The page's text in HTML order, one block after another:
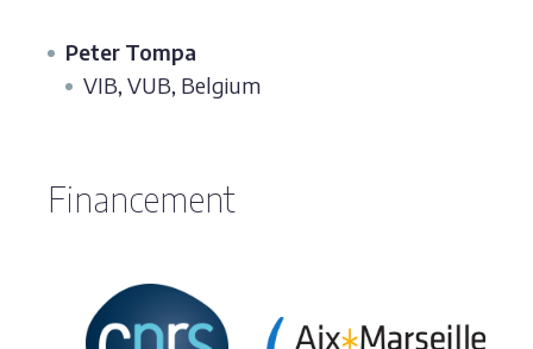
Peter Tompa
VIB, VUB, Belgium
Financement